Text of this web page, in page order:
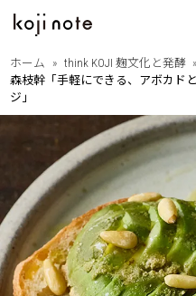
from OITA
大分を巡る
with PEOPLE
縁ある人たち
ホーム
think KOJI 麹文化と発酵
森枝幹「手軽にできる、アボカド
ジ」